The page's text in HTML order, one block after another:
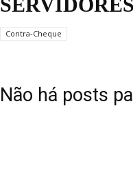
Contra-Cheque
Não há posts